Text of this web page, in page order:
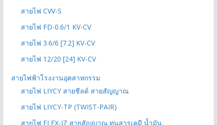
สายไฟ CVV-S
สายไฟ FD-0.6/1 KV-CV
สายไฟ 3.6/6 [7.2] KV-CV
สายไฟ 12/20 [24] KV-CV
สายไฟฟ้าโรงงานอุตสาหกรรม
สายไฟ LIYCY สายชีลด์ สายสัญญาณ
สายไฟ LIYCY-TP (TWIST-PAIR)
สายไฟ FLEX-JZ สายสัญญาณ ทนสารเคมี น้ำมัน